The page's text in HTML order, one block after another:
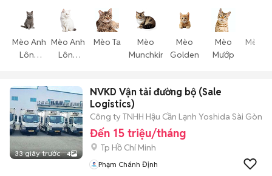
Mèo Anh
Lông
Mèo Anh
Lông
Mèo Ta
Mèo
Munchkin
Mèo
Golden
Mèo
Mướp
Mèo
33 giây trước 4
NVKD Vận tải đường bộ (Sale
Logistics)
Công ty TNHH Hậu Cần Lạnh Yoshida Sài Gòn
Đến 15 triệu/tháng
Tp Hồ Chí Minh
Phạm Chánh Định